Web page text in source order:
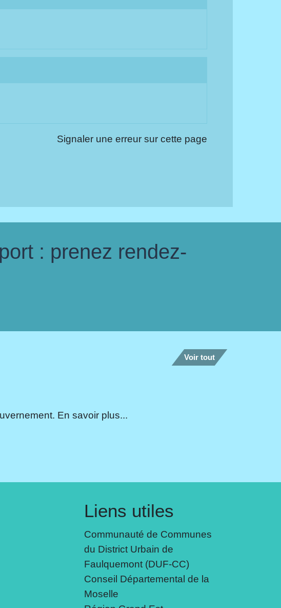
Signaler une erreur sur cette page
: prenez rendez-
Voir tout
En savoir plus...
Liens utiles
Communauté de Communes
du District Urbain de
Faulquemont (DUF-CC)
Conseil Départemental de la
Moselle